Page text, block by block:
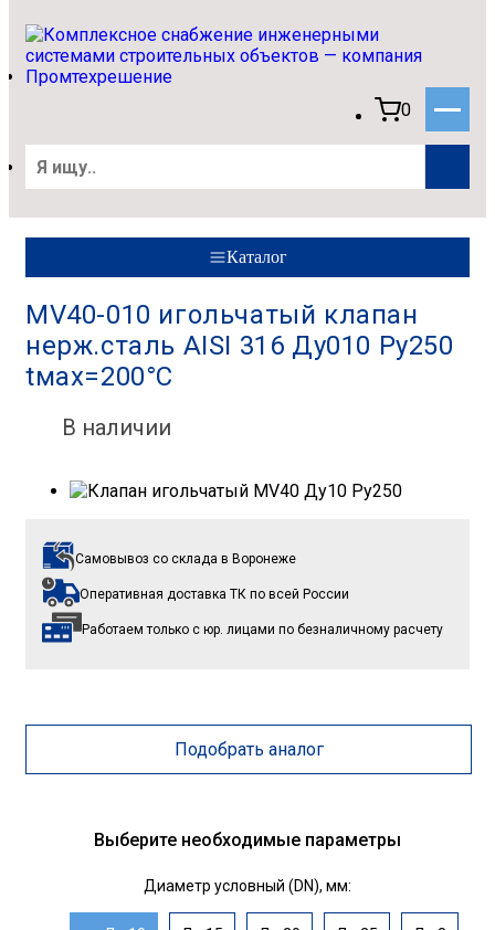
0
Каталог
MV40-010 игольчатый клапан
нерж.сталь AISI 316 Ду010 Ру250
tмах=200°С
В наличии
Самовывоз со склада в Воронеже
Оперативная доставка ТК по всей России
Работаем только с юр. лицами по безналичному расчету
Подобрать аналог
Выберите необходимые параметры
Диаметр условный (DN), мм: